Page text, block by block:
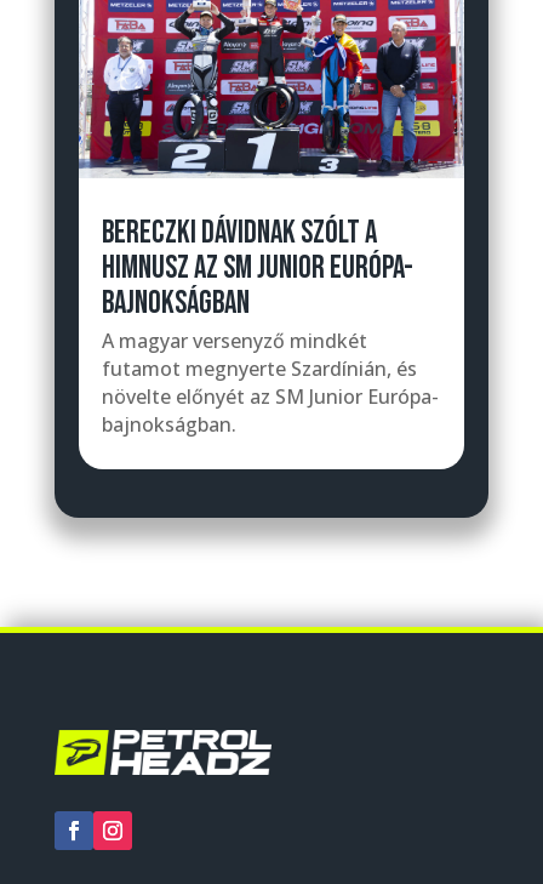
BERECZKI DÁVIDNAK SZÓLT A
HIMNUSZ AZ SM JUNIOR EURÓPA-
BAJNOKSÁGBAN
A magyar versenyző mindkét
futamot megnyerte Szardínián, és
növelte előnyét az SM Junior Európa-
bajnokságban.